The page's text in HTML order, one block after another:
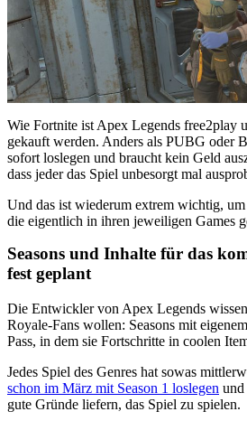
Wie Fortnite ist Apex Legends free2play
gekauft werden. Anders als PUBG oder
sofort loslegen und braucht kein Geld
dass jeder das Spiel unbesorgt mal
Und das ist wiederum extrem wichtig,
die eigentlich in ihren jeweiligen Games
Seasons und Inhalte für das
fest geplant
Die Entwickler von Apex Legends
Royale-Fans wollen: Seasons mit
Pass, in dem sie Fortschritte in coolen
Jedes Spiel des Genres hat sowas
schon im März mit Season 1 loslegen
gute Gründe liefern, das Spiel zu spielen.